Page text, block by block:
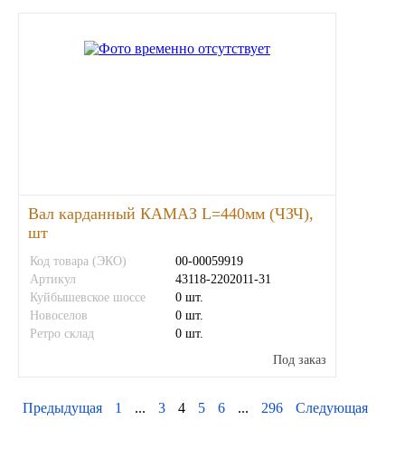
Вал карданный КАМАЗ L=440мм (ЧЗЧ),
шт
Код товара (ЭКО)
00-00059919
Артикул
43118-2202011-31
Куйбышевское шоссе
0 шт.
Новоселов
0 шт.
Ретро склад
0 шт.
Под заказ
Предыдущая 1 ... 3 4 5 6 ... 296 Следующая